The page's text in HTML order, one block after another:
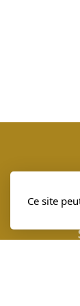
Ce site